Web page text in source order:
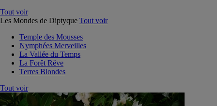
Tout voir
Les Mondes de Diptyque Tout voir
Temple des Mousses
Nymphées Merveilles
La Vallée du Temps
La Forêt Rêve
Terres Blondes
Tout voir